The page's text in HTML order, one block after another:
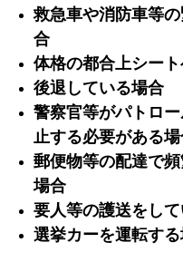
救急車や消防車等
合
体格の都合上シー
後退している場合
警察官等がパトロ
止する必要がある
郵便物等の配達で
場合
要人等の護送をし
選挙カーを運転す